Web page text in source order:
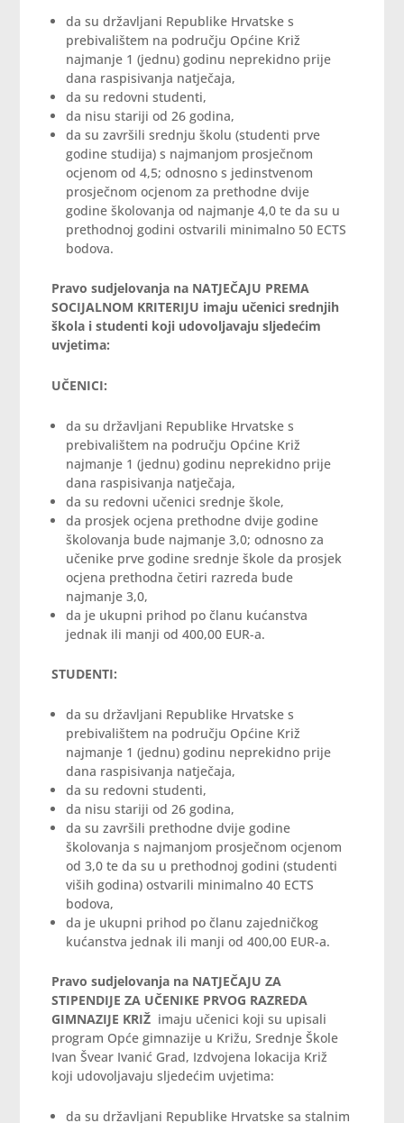
da su državljani Republike Hrvatske s
prebivalištem na području Općine Križ
najmanje 1 (jednu) godinu neprekidno prije
dana raspisivanja natječaja,
da su redovni studenti,
da nisu stariji od 26 godina,
da su završili srednju školu (studenti prve
godine studija) s najmanjom prosječnom
ocjenom od 4,5; odnosno s jedinstvenom
prosječnom ocjenom za prethodne dvije
godine školovanja od najmanje 4,0 te da su u
prethodnoj godini ostvarili minimalno 50 ECTS
bodova.
Pravo sudjelovanja na NATJEČAJU PREMA
SOCIJALNOM KRITERIJU imaju učenici srednjih
škola i studenti koji udovoljavaju sljedećim
uvjetima:
UČENICI:
da su državljani Republike Hrvatske s
prebivalištem na području Općine Križ
najmanje 1 (jednu) godinu neprekidno prije
dana raspisivanja natječaja,
da su redovni učenici srednje škole,
da prosjek ocjena prethodne dvije godine
školovanja bude najmanje 3,0; odnosno za
učenike prve godine srednje škole da prosjek
ocjena prethodna četiri razreda bude
najmanje 3,0,
da je ukupni prihod po članu kućanstva
jednak ili manji od 400,00 EUR-a.
STUDENTI:
da su državljani Republike Hrvatske s
prebivalištem na području Općine Križ
najmanje 1 (jednu) godinu neprekidno prije
dana raspisivanja natječaja,
da su redovni studenti,
da nisu stariji od 26 godina,
da su završili prethodne dvije godine
školovanja s najmanjom prosječnom ocjenom
od 3,0 te da su u prethodnoj godini (studenti
viših godina) ostvarili minimalno 40 ECTS
bodova,
da je ukupni prihod po članu zajedničkog
kućanstva jednak ili manji od 400,00 EUR-a.
Pravo sudjelovanja na NATJEČAJU ZA
STIPENDIJE ZA UČENIKE PRVOG RAZREDA
GIMNAZIJE KRIŽ imaju učenici koji su upisali
program Opće gimnazije u Križu, Srednje Škole
Ivan Švear Ivanić Grad, Izdvojena lokacija Križ
koji udovoljavaju sljedećim uvjetima:
da su državljani Republike Hrvatske sa stalnim